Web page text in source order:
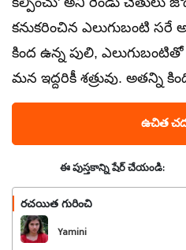
కనుకరించిన ఎలుగుబంటి సరే
కింద ఉన్న పులి,
మన ఇద్దరికీ శత్రువు. అతన్ని
ఉచిత
ఈ పుస్తకాన్ని షేర్ చేయండి:
రచయిత గురించి
Yamini